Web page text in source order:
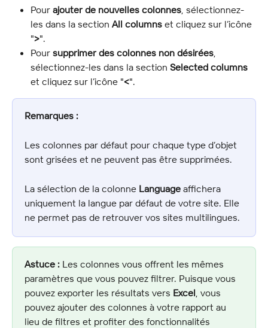
Pour ajouter de nouvelles colonnes, sélectionnez-
les dans la section All columns et cliquez sur l’icône
">".
Pour supprimer des colonnes non désirées,
sélectionnez-les dans la section Selected columns
et cliquez sur l’icône "<".
Remarques :
Les colonnes par défaut pour chaque type d’objet
sont grisées et ne peuvent pas être supprimées.
La sélection de la colonne Language affichera
uniquement la langue par défaut de votre site. Elle
ne permet pas de retrouver vos sites multilingues.
Astuce : Les colonnes vous offrent les mêmes
paramètres que vous pouvez filtrer. Puisque vous
pouvez exporter les résultats vers Excel , vous
pouvez ajouter des colonnes à votre rapport au
lieu de filtres et profiter des fonctionnalités